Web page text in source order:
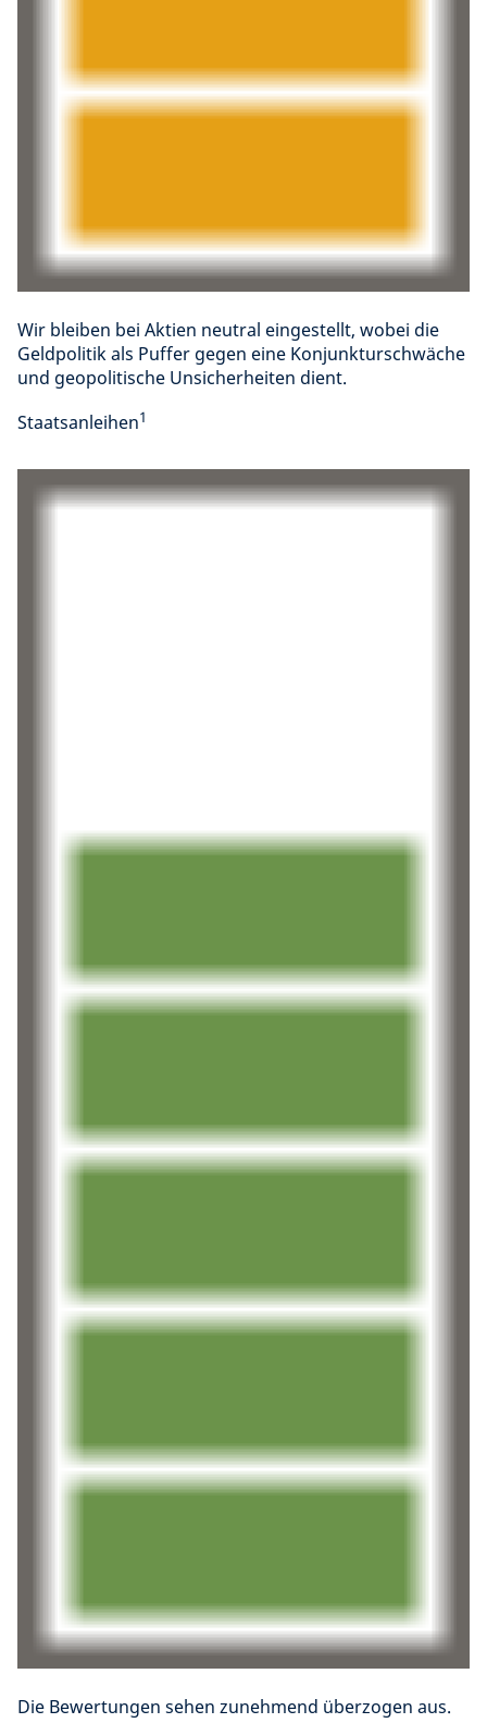
Wir bleiben bei Aktien neutral eingestellt, wobei die
Geldpolitik als Puffer gegen eine Konjunkturschwäche
und geopolitische Unsicherheiten dient.
Staatsanleihen1
Die Bewertungen sehen zunehmend überzogen aus.